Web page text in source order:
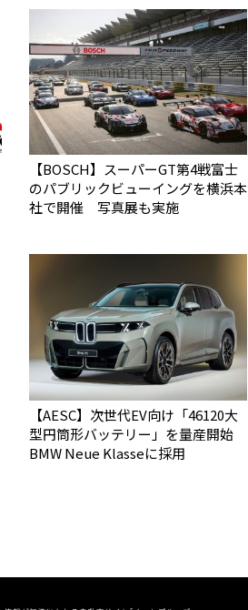
【BOSCH】スーパーGT第4戦富士
のパブリックビューイングを横浜本
社で開催 写真展も実施
【AESC】次世代EV向け「46120大
型円筒形バッテリー」を量産開始
BMW Neue Klasseに採用